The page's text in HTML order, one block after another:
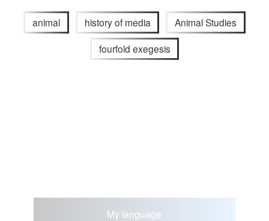
animal history of media Animal Studies
fourfold exegesis
My language